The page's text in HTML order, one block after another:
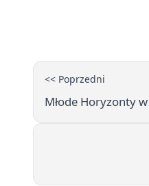
<< Poprzedni
Młode Horyzonty